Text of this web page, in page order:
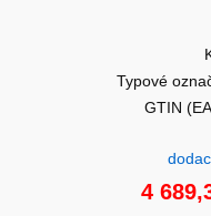
MS
Typové
GTIN
4